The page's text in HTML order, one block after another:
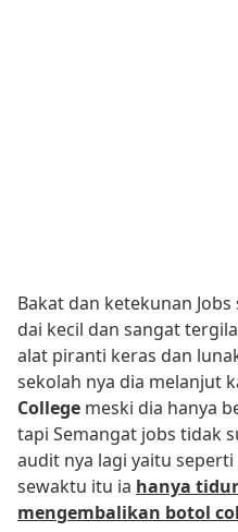
Bakat dan ketekunan
dai kecil dan sangat
alat piranti keras dan
sekolah nya dia melanjut
College meski dia hanya
tapi Semangat jobs tidak
audit nya lagi yaitu seperti
sewaktu itu ia hanya
mengembalikan botol